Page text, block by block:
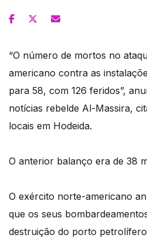
“O número de mortos no
americano contra as
para 58, com 126 feridos”,
notícias rebelde Al-Massira,
locais em Hodeida.
O anterior balanço era de 38
O exército norte-americano
que os seus
destruição do porto petrolífero